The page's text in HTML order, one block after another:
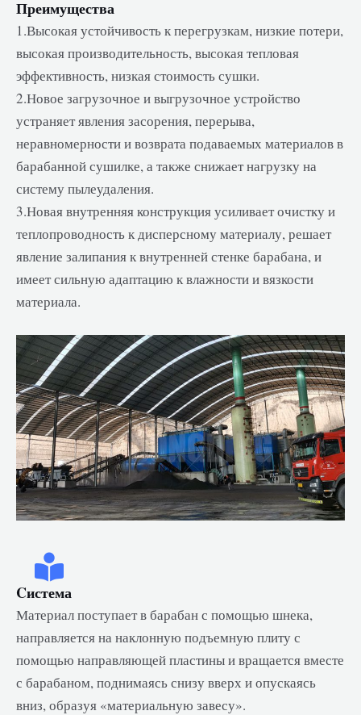
Преимущества
1.Высокая устойчивость к перегрузкам, низкие потери,
высокая производительность, высокая тепловая
эффективность, низкая стоимость сушки.
2.Новое загрузочное и выгрузочное устройство
устраняет явления засорения, перерыва,
неравномерности и возврата подаваемых материалов в
барабанной сушилке, а также снижает нагрузку на
систему пылеудаления.
3.Новая внутренняя конструкция усиливает очистку и
теплопроводность к дисперсному материалу, решает
явление залипания к внутренней стенке барабана, и
имеет сильную адаптацию к влажности и вязкости
материала.
Cистема
Материал поступает в барабан с помощью шнека,
направляется на наклонную подъемную плиту с
помощью направляющей пластины и вращается вместе
с барабаном, поднимаясь снизу вверх и опускаясь
вниз, образуя «материальную завесу».